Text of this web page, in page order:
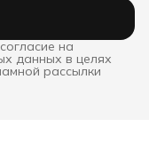
на
данных в целях
рассылки